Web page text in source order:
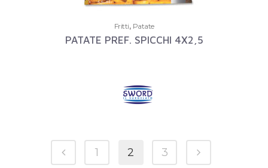
Fritti, Patate
PATATE PREF. SPICCHI 4X2,5
1 2 3